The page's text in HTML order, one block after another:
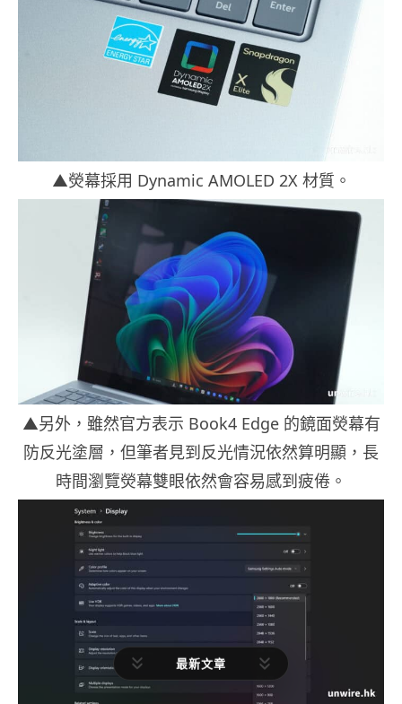
▲熒幕採用 Dynamic AMOLED 2X 材質。
▲另外，雖然官方表示 Book4 Edge 的鏡面熒幕有
防反光塗層，但筆者見到反光情況依然算明顯，長
時間瀏覽熒幕雙眼依然會容易感到疲倦。
最新文章